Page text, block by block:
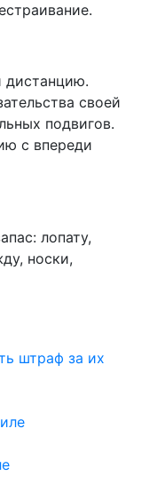
дистанцию.
своей
подвигов.
с впереди
лопату,
носки,
штраф за их